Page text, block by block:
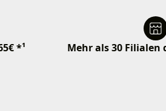
*¹ Mehr als 30